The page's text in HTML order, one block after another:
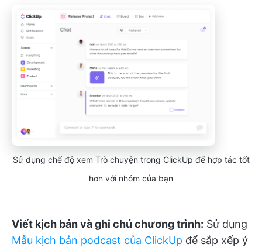
Sử dụng chế độ xem Trò chuyện trong ClickUp để hợp tác tốt
hơn với nhóm của bạn
Viết kịch bản và ghi chú chương trình: Sử dụng
Mẫu kịch bản podcast của ClickUp để sắp xếp ý